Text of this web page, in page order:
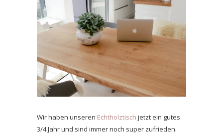
Wir haben unseren Echtholztisch jetzt ein gutes
3/4 Jahr und sind immer noch super zufrieden.